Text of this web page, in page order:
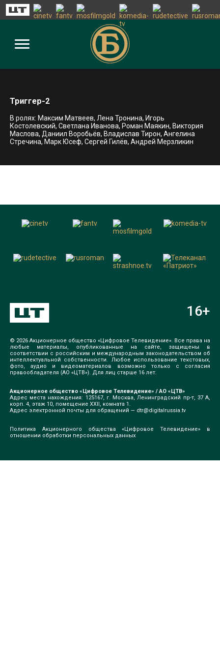
Триггер-2
В ролях: Максим Матвеев, Лена Тронина, Игорь
Костолевский, Светлана Иванова, Роман Маякин, Виктория
Маслова, Даниил Воробьёв, Владислав Тирон, Ангелина
Стречина, Марк Юсеф, Сергей Гилёв, Андрей Мерзликин
© 2026 Акционерное общество «Цифровое Телевидение». Все права на
любые материалы, опубликованные на сайте, защищены в
соответствии с российским и международным законодательством об
интеллектуальной собственности. Любое использование текстовых,
фото, аудио и видеоматериалов возможно только с согласия
правообладателя (АО «ЦТВ»). Для лиц старше 16 лет.
Акционерное общество «Цифровое Телевидение» / АО «ЦТВ»
Адрес места нахождения: 125167, г. Москва, Ленинградский пр-т, 37 А,
корп. 4, этаж 10, помещение XXII, комната 1.
Адрес электронной почты для обращений — dtr@digitalrussia.tv
Политика Акционерного общества «Цифровое Телевидение» в
отношении обработки персональных данных
16+